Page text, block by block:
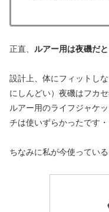
正直、 ルアー用は夜磯だ
設計上、体にフィットし
にしんどい）夜磯はフカ
ルアー用のライフジャケ
チは使いずらかったです・
ちなみに私が今使ってい